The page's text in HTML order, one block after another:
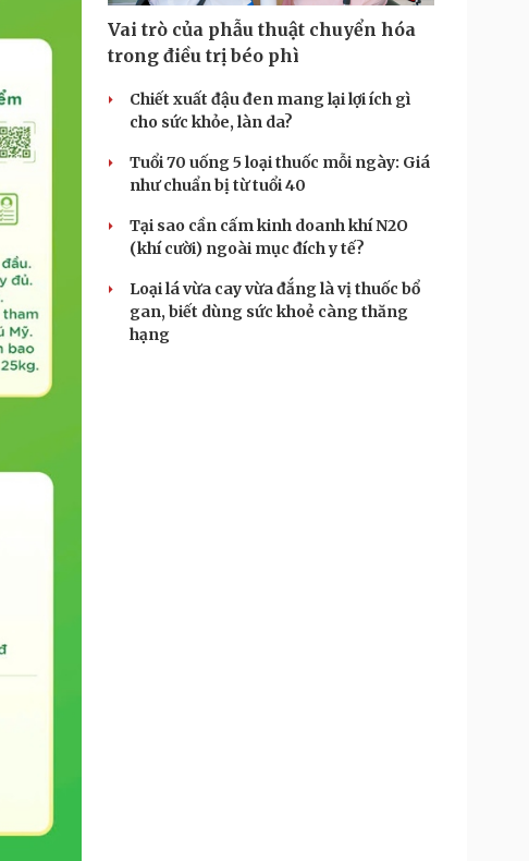
Vai trò của phẫu thuật chuyển hóa
trong điều trị béo phì
Chiết xuất đậu đen mang lại lợi ích gì
cho sức khỏe, làn da?
Tuổi 70 uống 5 loại thuốc mỗi ngày: Giá
như chuẩn bị từ tuổi 40
Tại sao cần cấm kinh doanh khí N2O
(khí cười) ngoài mục đích y tế?
Loại lá vừa cay vừa đắng là vị thuốc bổ
gan, biết dùng sức khoẻ càng thăng
hạng